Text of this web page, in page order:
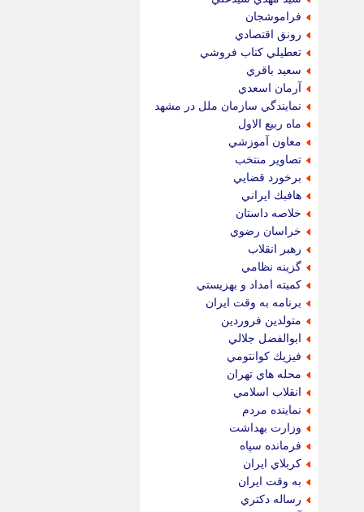
فراموشجان
رونق اقتصادي
تعطيلي كتاب فروشي
سعيد باقري
آرمان اسعدي
نمايندگي سازمان ملل در مشهد
ماه ربيع الاول
معاون آموزشي
تصاوير منتخب
برخورد قضايي
هافبك ايراني
خلاصه داستان
خراسان رضوي
رهبر انقلاب
گزينه نظامي
كميته امداد و بهزيستي
برنامه به وقت ايران
متولدين فروردين
ابوالفضل جلالي
فيزيك كوانتومي
محله هاي تهران
انقلاب اسلامي
نماينده مردم
وزارت بهداشت
فرمانده سپاه
كربلاي ايران
به وقت ايران
رساله دكتري